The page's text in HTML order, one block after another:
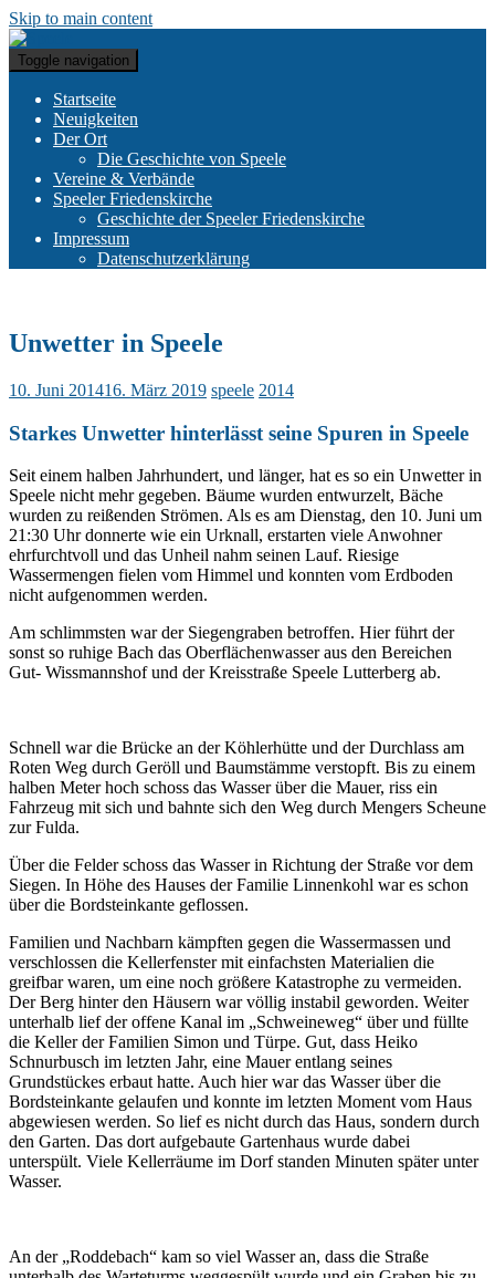
Skip to main content
Toggle navigation
Startseite
Neuigkeiten
Der Ort
Die Geschichte von Speele
Vereine & Verbände
Speeler Friedenskirche
Geschichte der Speeler Friedenskirche
Impressum
Datenschutzerklärung
Unwetter in Speele
10. Juni 201416. März 2019 speele 2014
Starkes Unwetter hinterlässt seine Spuren in Speele
Seit einem halben Jahrhundert, und länger, hat es so ein Unwetter in
Speele nicht mehr gegeben. Bäume wurden entwurzelt, Bäche
wurden zu reißenden Strömen. Als es am Dienstag, den 10. Juni um
21:30 Uhr donnerte wie ein Urknall, erstarten viele Anwohner
ehrfurchtvoll und das Unheil nahm seinen Lauf. Riesige
Wassermengen fielen vom Himmel und konnten vom Erdboden
nicht aufgenommen werden.
Am schlimmsten war der Siegengraben betroffen. Hier führt der
sonst so ruhige Bach das Oberflächenwasser aus den Bereichen
Gut- Wissmannshof und der Kreisstraße Speele Lutterberg ab.
Schnell war die Brücke an der Köhlerhütte und der Durchlass am
Roten Weg durch Geröll und Baumstämme verstopft. Bis zu einem
halben Meter hoch schoss das Wasser über die Mauer, riss ein
Fahrzeug mit sich und bahnte sich den Weg durch Mengers Scheune
zur Fulda.
Über die Felder schoss das Wasser in Richtung der Straße vor dem
Siegen. In Höhe des Hauses der Familie Linnenkohl war es schon
über die Bordsteinkante geflossen.
Familien und Nachbarn kämpften gegen die Wassermassen und
verschlossen die Kellerfenster mit einfachsten Materialien die
greifbar waren, um eine noch größere Katastrophe zu vermeiden.
Der Berg hinter den Häusern war völlig instabil geworden. Weiter
unterhalb lief der offene Kanal im „Schweineweg“ über und füllte
die Keller der Familien Simon und Türpe. Gut, dass Heiko
Schnurbusch im letzten Jahr, eine Mauer entlang seines
Grundstückes erbaut hatte. Auch hier war das Wasser über die
Bordsteinkante gelaufen und konnte im letzten Moment vom Haus
abgewiesen werden. So lief es nicht durch das Haus, sondern durch
den Garten. Das dort aufgebaute Gartenhaus wurde dabei
unterspült. Viele Kellerräume im Dorf standen Minuten später unter
Wasser.
An der „Roddebach“ kam so viel Wasser an, dass die Straße